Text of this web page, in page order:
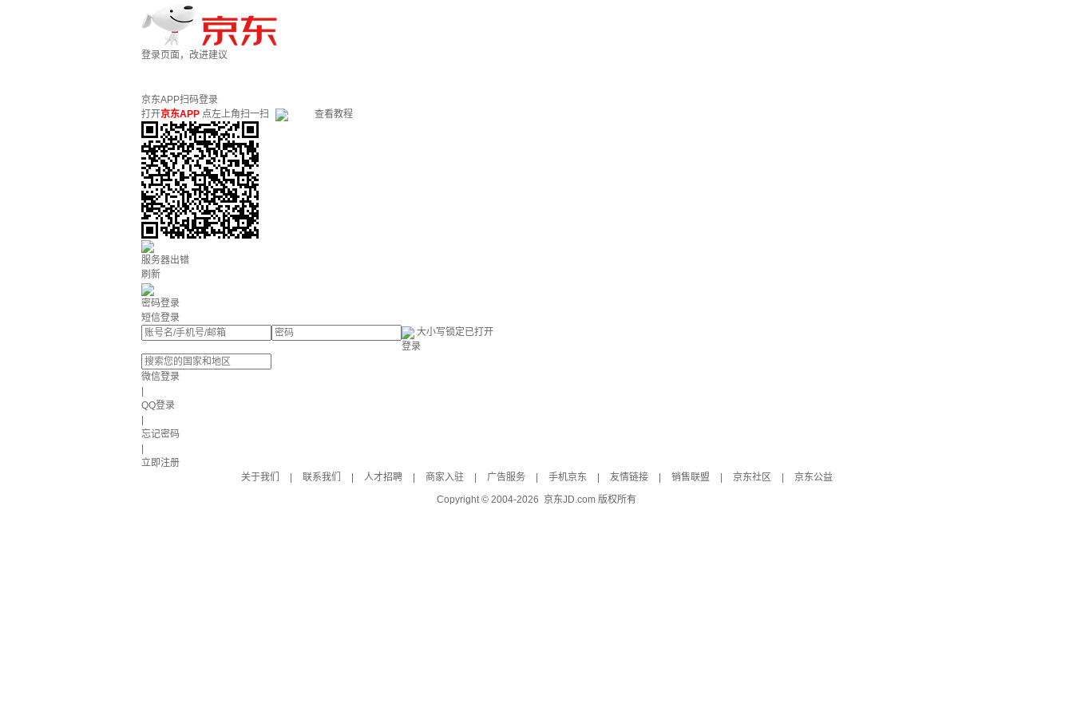
登录页面，改进建议
京东APP扫码登录
打开京东APP 点左上角扫一扫 查看教程
服务器出错
刷新
密码登录
短信登录
大小写锁定已打开
登录
微信登录
QQ登录
忘记密码
立即注册
关于我们
联系我们 人才招聘 商家入驻 广告服务 手机京东 友情链接 销售联盟 京东社区
京东公益
Copyright © 2004-2026 京东JD.com 版权所有